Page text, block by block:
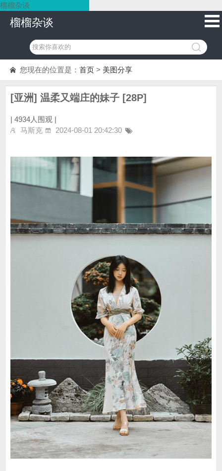
榴榴杂谈
榴榴杂谈
您现在的位置是： 首页 > 美图分享
[亚洲] 温柔又端庄的妹子 [28P]
| 4934人围观 |
马斯克
2024-08-01 20:42:30